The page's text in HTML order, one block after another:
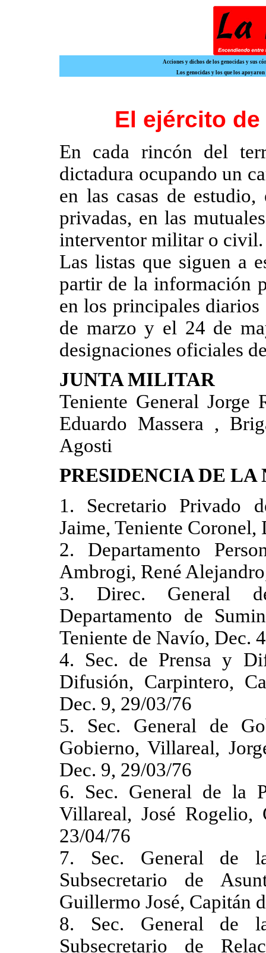
Acciones y dichos de los genocidas y sus
Los genocidas y los que los apoyaron
El ejército
En cada rincón del
dictadura ocupando un
en las casas de
privadas, en las
interventor militar o civil.
Las listas que siguen a
partir de la información
en los principales
de marzo y el 24 de
designaciones oficiales
JUNTA MILITAR
Teniente General
Eduardo Massera ,
Agosti
PRESIDENCIA DE LA
1. Secretario Privado
Jaime, Teniente Coronel,
2. Departamento
Ambrogi, René
3. Direc. General
Departamento de
Teniente de Navío, Dec.
4. Sec. de Prensa y
Difusión, Carpintero,
Dec. 9, 29/03/76
5. Sec. General de
Gobierno, Villareal,
Dec. 9, 29/03/76
6. Sec. General de la
Villareal, José Rogelio,
23/04/76
7. Sec. General de
Subsecretario de
Guillermo José, Capitán
8. Sec. General de
Subsecretario de